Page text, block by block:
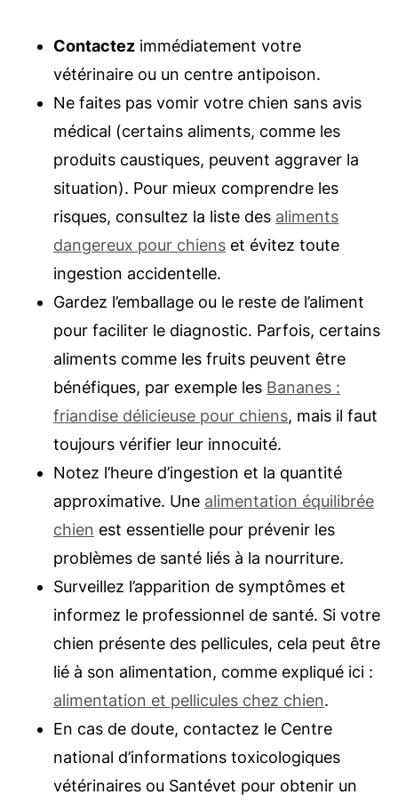
Contactez immédiatement votre
vétérinaire ou un centre antipoison.
Ne faites pas vomir votre chien sans avis
médical (certains aliments, comme les
produits caustiques, peuvent aggraver la
situation). Pour mieux comprendre les
risques, consultez la liste des aliments
dangereux pour chiens et évitez toute
ingestion accidentelle.
Gardez l’emballage ou le reste de l’aliment
pour faciliter le diagnostic. Parfois, certains
aliments comme les fruits peuvent être
bénéfiques, par exemple les Bananes :
friandise délicieuse pour chiens, mais il faut
toujours vérifier leur innocuité.
Notez l’heure d’ingestion et la quantité
approximative. Une alimentation équilibrée
chien est essentielle pour prévenir les
problèmes de santé liés à la nourriture.
Surveillez l’apparition de symptômes et
informez le professionnel de santé. Si votre
chien présente des pellicules, cela peut être
lié à son alimentation, comme expliqué ici :
alimentation et pellicules chez chien.
En cas de doute, contactez le Centre
national d’informations toxicologiques
vétérinaires ou Santévet pour obtenir un